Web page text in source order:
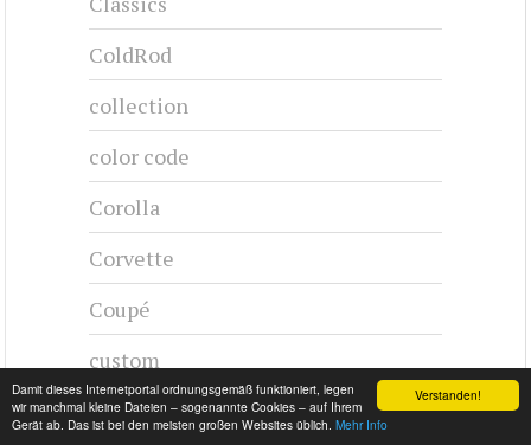
Verstanden!
Damit dieses Internetportal ordnungsgemäß funktioniert, legen
wir manchmal kleine Dateien – sogenannte Cookies – auf Ihrem
Gerät ab. Das ist bei den meisten großen Websites üblich. Mehr Info
CHRYSLER NEW YORKER - 1940
1940-1942
#cj-id_3217